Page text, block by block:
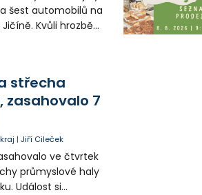
šest automobilů na
Kvůli hrozbě
střecha
zasahovalo 7
|Jiří Cileček
ve čtvrtek
průmyslové haly
Událost si